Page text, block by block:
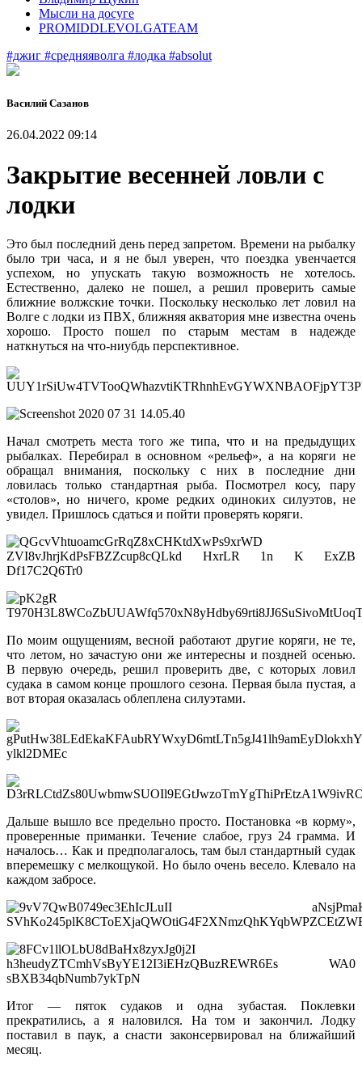
Мысли на досуге
PROMIDDLEVOLGATEAM
#джиг #средняяволга #лодка #absolut
Василий Сазанов
26.04.2022 09:14
Закрытие весенней ловли с
лодки
Это был последний день перед запретом. Времени на рыбалку
было три часа, и я не был уверен, что поездка увенчается
успехом, но упускать такую возможность не хотелось.
Естественно, далеко не пошел, а решил проверить самые
ближние волжские точки. Поскольку несколько лет ловил на
Волге с лодки из ПВХ, ближняя акватория мне известна очень
хорошо. Просто пошел по старым местам в надежде
наткнуться на что-ниубдь перспективное.
Начал смотреть места того же типа, что и на предыдущих
рыбалках. Перебирал в основном «рельеф», а на коряги не
обращал внимания, поскольку с них в последние дни
ловилась только стандартная рыба. Посмотрел косу, пару
«столов», но ничего, кроме редких одиноких силуэтов, не
увидел. Пришлось сдаться и пойти проверять коряги.
По моим ощущениям, весной работают другие коряги, не те,
что летом, но зачастую они же интересны и поздней осенью.
В первую очередь, решил проверить две, с которых ловил
судака в самом конце прошлого сезона. Первая была пустая, а
вот вторая оказалась облеплена силуэтами.
Дальше вышло все предельно просто. Постановка «в корму»,
проверенные приманки. Течение слабое, груз 24 грамма. И
началось… Как и предполагалось, там был стандартный судак
вперемешку с мелкощукой. Но было очень весело. Клевало на
каждом забросе.
Итог — пяток судаков и одна зубастая. Поклевки
прекратились, а я наловился. На том и закончил. Лодку
поставил в паук, а снасти законсервировал на ближайший
месяц.